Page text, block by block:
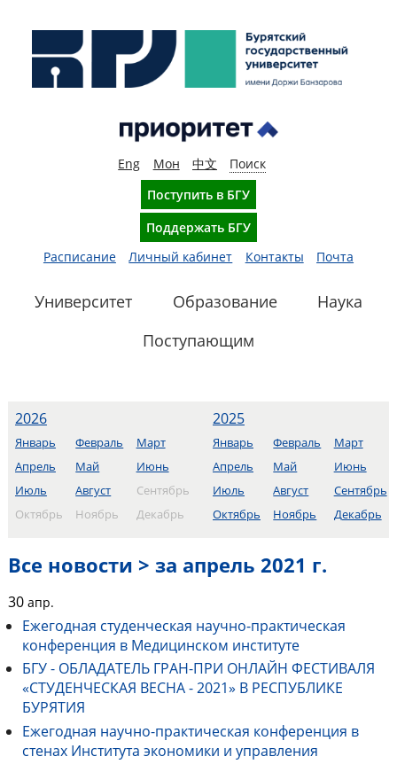
Eng Мон 中文
Поиск
Поступить в БГУ
Поддержать БГУ
Расписание
Личный кабинет Контакты Почта
Университет Образование
Наука
Поступающим
2026
Январь Февраль
Март
Апрель
Май
Июнь
Июль
Август
Сентябрь
Октябрь
Ноябрь Декабрь
2025
Январь Февраль
Март
Апрель
Май
Июнь
Июль
Август
Сентябрь
Октябрь
Ноябрь Декабрь
Все новости > за апрель 2021 г.
30 апр.
Ежегодная студенческая научно-практическая
конференция в Медицинском институте
БГУ - ОБЛАДАТЕЛЬ ГРАН-ПРИ ОНЛАЙН ФЕСТИВАЛЯ
«СТУДЕНЧЕСКАЯ ВЕСНА - 2021» В РЕСПУБЛИКЕ
БУРЯТИЯ
Ежегодная научно-практическая конференция в
стенах Института экономики и управления